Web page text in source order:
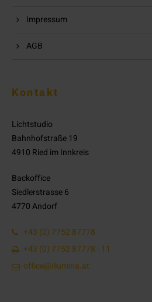
Impressum
AGB
Kontakt
Lichtstudio
Bahnhofstraße 19
4910 Ried im Innkreis
Backoffice
Siedlerstrasse 6
4770 Andorf
+43 (0) 7752 87778
+43 (0) 7752 87778 - 11
office@illumina.at